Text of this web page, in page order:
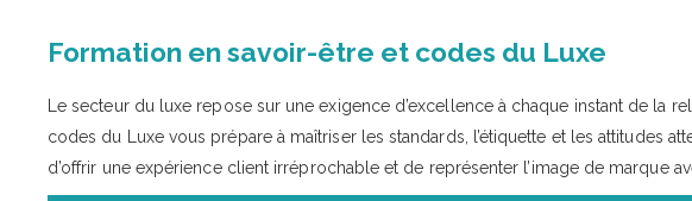
Formation en savoir-être et codes du Luxe
Le secteur du luxe repose sur une exigence d’excellence à chaque instant de la
codes du Luxe vous prépare à maîtriser les standards, l’étiquette et les attitudes
d’offrir une expérience client irréprochable et de représenter l’image de marque